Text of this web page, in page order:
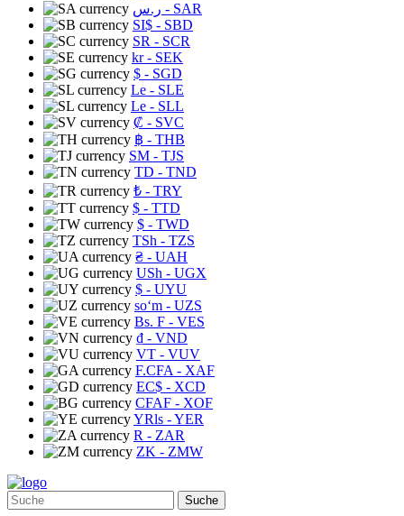
ر.س - SAR
SI$ - SBD
SR - SCR
kr- SEK
$ - SGD
Le - SLE
Le - SLL
₡ - SVC
฿ - THB
ЅМ - TJS
TD - TND
₺ - TRY
$ - TTD
$ - TWD
TSh - TZS
₴ - UAH
USh - UGX
$ - UYU
soʻm - UZS
Bs. F - VES
₫ - VND
VT - VUV
F.CFA - XAF
EC$ - XCD
CFAF - XOF
YRls - YER
R - ZAR
ZK - ZMW
Suche